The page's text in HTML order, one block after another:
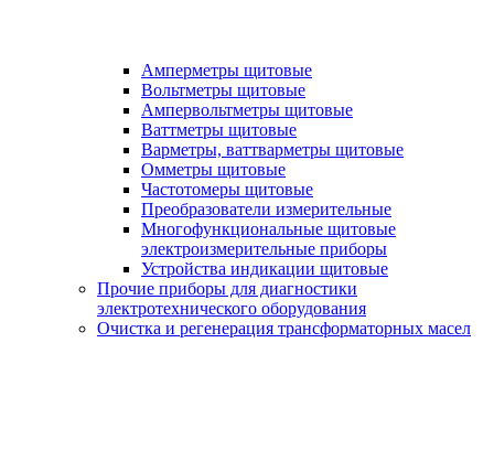
Амперметры щитовые
Вольтметры щитовые
Ампервольтметры щитовые
Ваттметры щитовые
Варметры, ваттварметры щитовые
Омметры щитовые
Частотомеры щитовые
Преобразователи измерительные
Многофункциональные щитовые
электроизмерительные приборы
Устройства индикации щитовые
Прочие приборы для диагностики
электротехнического оборудования
Очистка и регенерация трансформаторных масел